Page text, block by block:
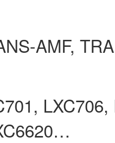
AMF,